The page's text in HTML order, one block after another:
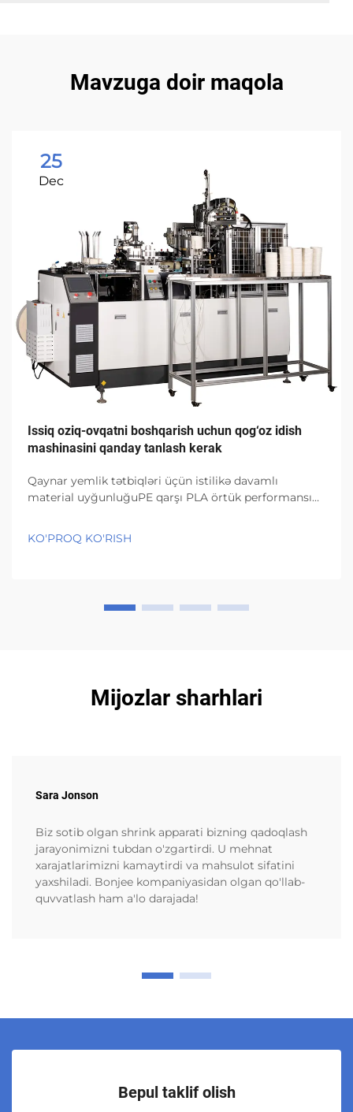
Mavzuga doir maqola
25
Dec
Issiq oziq-ovqatni boshqarish uchun qog‘oz idish
mashinasini qanday tanlash kerak
Qaynar yemlik tətbiqləri üçün istilikə davamlı
material uyğunluğuPE qarşı PLA örtük performansı
dərəcə Selsiyadan yuxarı olsa belə nəmliyi xaric
KO'PROQ KO'RISH
Mijozlar sharhlari
Sara Jonson
Biz sotib olgan shrink apparati bizning qadoqlash
jarayonimizni tubdan o'zgartirdi. U mehnat
xarajatlarimizni kamaytirdi va mahsulot sifatini
yaxshiladi. Bonjee kompaniyasidan olgan qo'llab-
quvvatlash ham a'lo darajada!
Bepul taklif olish